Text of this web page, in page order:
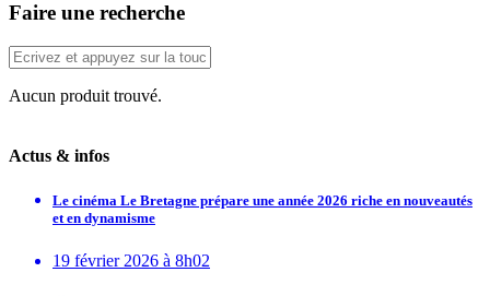
Faire une recherche
Aucun produit trouvé.
Actus & infos
Le cinéma Le Bretagne prépare une année 2026 riche en nouveautés
et en dynamisme
19 février 2026 à 8h02